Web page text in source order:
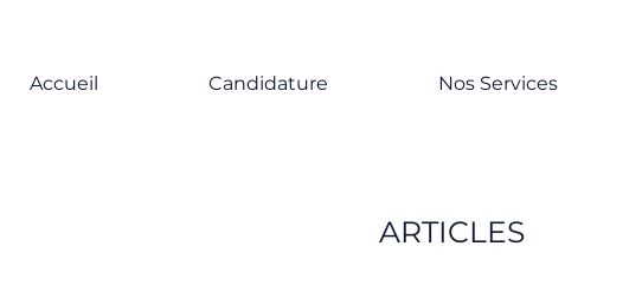
Accueil Candidature Nos Services
ARTICLES